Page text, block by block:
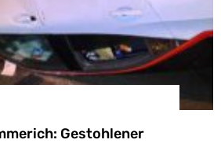
Gestohlener